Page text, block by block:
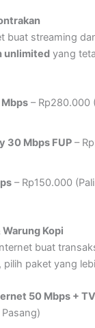
buat streaming
unlimited yang
Mbps – Rp280.000
30 Mbps FUP –
– Rp150.000
Kopi
buat
paket yang
50 Mbps + TV